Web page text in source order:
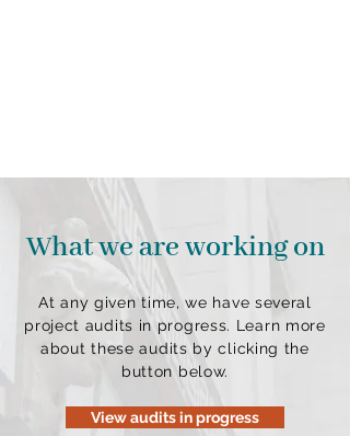
What we are working on
At any given time, we have several
project audits in progress. Learn more
about these audits by clicking the
button below.
View audits in progress